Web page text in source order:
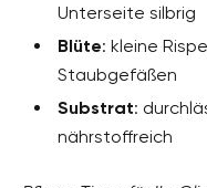
Unterseite silbrig
Blüte: kleine
Staubgefäßen
Substrat:
nährstoffreich